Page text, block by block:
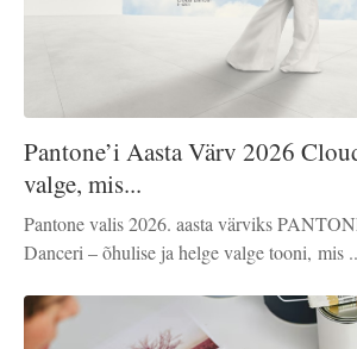
Pantone’i Aasta Värv 2026
valge, mis...
Pantone valis 2026. aasta värviks
Danceri – õhulise ja helge valge tooni, mis